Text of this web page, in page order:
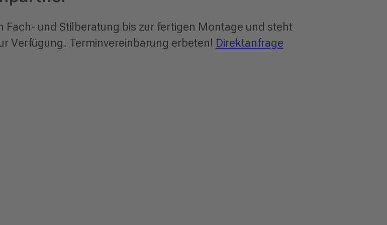
Fach- und Stilberatung bis zur fertigen Montage und steht
Verfügung. Terminvereinbarung erbeten! Direktanfrage